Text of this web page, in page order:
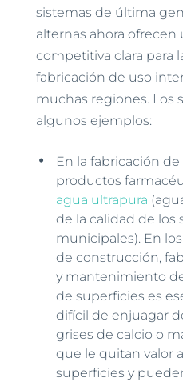
sistemas de última
alternas ahora ofrecen
competitiva clara para
fabricación de uso
muchas regiones. Los
algunos ejemplos:
En la fabricación
productos
agua ultrapura
de la calidad de los
municipales). En
de construcción,
y mantenimiento
de superficies es
difícil de enjuagar
grises de calcio o
que le quitan valor
superficies y